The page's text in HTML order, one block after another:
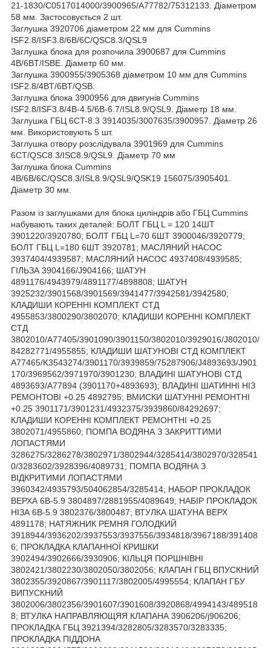
21-1830/C0517014000/3900965/A77782/75312133. Діаметром
58 мм. Застосовується 2 шт.
Заглушка 3920706 діаметром 22 мм для Cummins
ISF2.8/ISF3.8/6B/6C/QSC8.3/QSL9
Заглушка блока для розпочила 3900687 для Cummins
4B/6BT/ISBE. Діаметр 60 мм.
Заглушка 3900955/3905368 діаметром 10 мм для Cummins
ISF2.8/4BT/6BT/QSB.
Заглушка блока 3900956 для двигунів Cummins
ISF2.8/ISF3.8/4B-4.5/6B-6.7/ISL8.9/QSL9. Діаметр 18 мм.
Заглушка ГБЦ 6CT-8.3 3914035/3007635/3900957. Діаметр 26
мм. Використовують 5 шт.
Заглушка отвору розслідувала 3901969 для Cummins
6CT/QSC8.3/ISC8.9/QSL9. Діаметр 70 мм
Заглушка блока Cummins
4B/6B/6C/QSC8.3/ISL8.9/QSL9/QSK19 156075/3905401.
Діаметр 30 мм.
Разом із заглушками для блока циліндрів або ГБЦ Cummins
набувають таких деталей: БОЛТ ГБЦ L = 120 14ШТ
3901220/3920780; БОЛТ ГБЦ L=70 6ШТ 3900046/3920779;
БОЛТ ГБЦ L=180 6ШТ 3920781; МАСЛЯНИЙ НАСОС
3937404/4939587; МАСЛЯНИЙ НАСОС 4937408/4939585;
ГІЛЬЗА 3904166/J904166; ШАТУН
4891176/4943979/4891177/4898808; ШАТУН
3925232/3901568/3901569/3941477/3942581/3942580;
КЛАДИШИ КОРЕННІ КОМПЛЕКТ СТД
4955853/3800290/3802070; КЛАДИШИ КОРЕННІ КОМПЛЕКТ
СТД
3802010/A77405/3901090/3901150/3802010/3929016/J802010/
84282771/4955855; КЛАДИШИ ШАТУНОВІ СТД КОМПЛЕКТ
A77465/K3543274/3901170/3939859/75287906/J4893693/J901
170/3969562/3971970/3901230; ВЛАДИНІ ШАТУНОВІ СТД
4893693/A77894 (3901170+4893693); ВЛАДИНІ ШАТИННІ НІЗ
РЕМОНТОВІ +0.25 4892795; ВМИСКИ ШАТУННІ РЕМОНТНІ
+0.25 3901171/3901231/4932375/3939860/84292697;
КЛАДИШИ КОРЕННІ КОМПЛЕКТ РЕМОНТНІ +0.25
3802071/4955860; ПОМПА ВОДЯНА З ЗАКРИТТИМИ
ЛОПАСТЯМИ
3286275/3286278/3802971/3802944/3285414/3802970/328541
0/3283602/3928396/4089731; ПОМПА ВОДЯНА З
ВІДКРИТИМИ ЛОПАСТЯМИ
3960342/4935793/504062854/3285414; НАБОР ПРОКЛАДОК
ВЕРХА 6В-5.9 3804897/2881955/4089649; НАБІР ПРОКЛАДОК
НІЗА 6В-5.9 3802376/3800487; ВТУЛКА ШАТУНА ВЕРХ
4891178; НАТЯЖНИК РЕМНЯ ГОЛОДКИЙ
3918944/3936202/3937553/3937556/3934818/3967188/391408
6; ПРОКЛАДКА КЛАПАННОЇ КРИШКИ
3902494/3902666/3930906; КІЛЬЦЯ ПОРШНІВНІ
3802421/3802230/3802050/3802056; КЛАПАН ГБЦ ВПУСКНИЙ
3802355/3920867/3901117/3802005/4995554; КЛАПАН ГБУ
ВИПУСКНИЙ
3802006/3802356/3901607/3901608/3920868/4994143/489518
8; ВТУЛКА НАПРАВЛЯЮЩЯЯ КЛАПАНА 3906206/j906206;
ПРОКЛАДКА ГБЦ 3921394/3282805/3283570/3283335;
ПРОКЛАДКА ПІДДОНА